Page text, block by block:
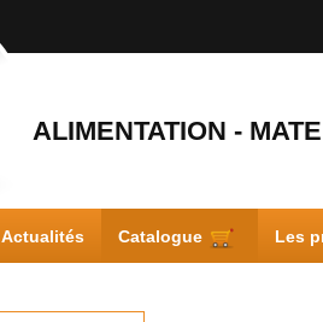
ALIMENTATION -
Actualités Catalogue Les